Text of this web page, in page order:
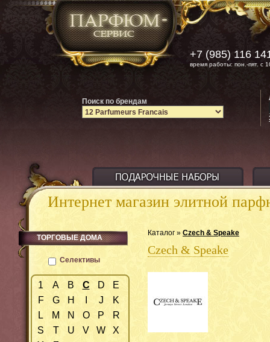
Интернет магазин элитной
Каталог » Czech & Speake
Czech & Speake
ТОРГОВЫЕ ДОМА
Селективы
1 A B C D
E
F
G H J
K
L
M N O P
R
S
T U V W
X
+7 (985) 116
время работы: пон.-пят. с
Поиск по брендам